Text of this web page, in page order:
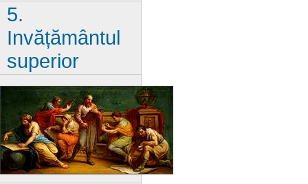
5.
Invățământul
superior